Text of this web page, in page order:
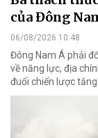
của Đông
06/08/2026 10:48
Đông Nam Á phải
về năng lực, địa
đuổi chiến lược